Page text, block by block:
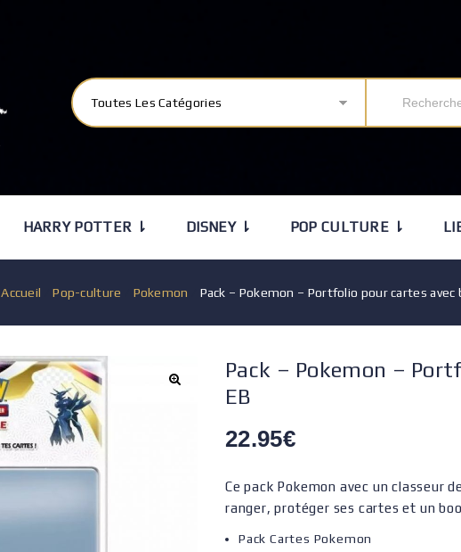
Toutes Les Catégories
HARRY POTTER ⇂ DISNEY ⇂ POP CULTURE ⇂
Accueil /Pop-culture Pokemon Pack – Pokemon – Portfolio pour cartes avec
Pack – Pokemon –
EB
22.95€
Ce pack Pokemon avec un classeur
ranger, protéger ses cartes et un
Pack Cartes Pokemon